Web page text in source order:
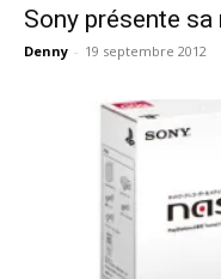
Sony présente
Denny - 19 septembre 2012